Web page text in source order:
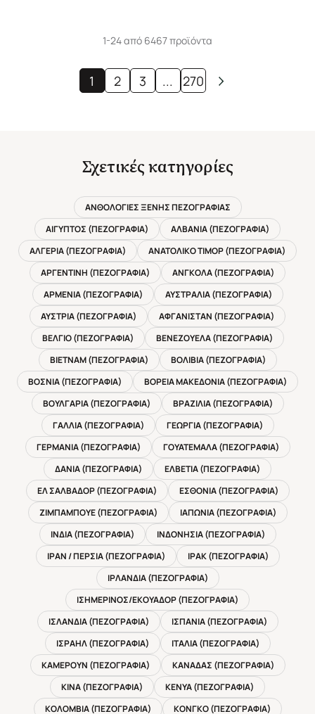
1-24 από 6467 προϊόντα
1 2 3 ... 270
Σχετικές κατηγορίες
ΑΝΘΟΛΟΓΙΕΣ ΞΕΝΗΣ ΠΕΖΟΓΡΑΦΙΑΣ
ΑΙΓΥΠΤΟΣ (ΠΕΖΟΓΡΑΦΙΑ)
ΑΛΒΑΝΙΑ (ΠΕΖΟΓΡΑΦΙΑ)
ΑΛΓΕΡΙΑ (ΠΕΖΟΓΡΑΦΙΑ)
ΑΝΑΤΟΛΙΚΟ ΤΙΜΟΡ (ΠΕΖΟΓΡΑΦΙΑ)
ΑΡΓΕΝΤΙΝΗ (ΠΕΖΟΓΡΑΦΙΑ)
ΑΝΓΚΟΛΑ (ΠΕΖΟΓΡΑΦΙΑ)
ΑΡΜΕΝΙΑ (ΠΕΖΟΓΡΑΦΙΑ)
ΑΥΣΤΡΑΛΙΑ (ΠΕΖΟΓΡΑΦΙΑ)
ΑΥΣΤΡΙΑ (ΠΕΖΟΓΡΑΦΙΑ)
ΑΦΓΑΝΙΣΤΑΝ (ΠΕΖΟΓΡΑΦΙΑ)
ΒΕΛΓΙΟ (ΠΕΖΟΓΡΑΦΙΑ)
ΒΕΝΕΖΟΥΕΛΑ (ΠΕΖΟΓΡΑΦΙΑ)
ΒΙΕΤΝΑΜ (ΠΕΖΟΓΡΑΦΙΑ)
ΒΟΛΙΒΙΑ (ΠΕΖΟΓΡΑΦΙΑ)
ΒΟΣΝΙΑ (ΠΕΖΟΓΡΑΦΙΑ)
ΒΟΡΕΙΑ ΜΑΚΕΔΟΝΙΑ (ΠΕΖΟΓΡΑΦΙΑ)
ΒΟΥΛΓΑΡΙΑ (ΠΕΖΟΓΡΑΦΙΑ)
ΒΡΑΖΙΛΙΑ (ΠΕΖΟΓΡΑΦΙΑ)
ΓΑΛΛΙΑ (ΠΕΖΟΓΡΑΦΙΑ)
ΓΕΩΡΓΙΑ (ΠΕΖΟΓΡΑΦΙΑ)
ΓΕΡΜΑΝΙΑ (ΠΕΖΟΓΡΑΦΙΑ)
ΓΟΥΑΤΕΜΑΛΑ (ΠΕΖΟΓΡΑΦΙΑ)
ΔΑΝΙΑ (ΠΕΖΟΓΡΑΦΙΑ)
ΕΛΒΕΤΙΑ (ΠΕΖΟΓΡΑΦΙΑ)
ΕΛ ΣΑΛΒΑΔΟΡ (ΠΕΖΟΓΡΑΦΙΑ)
ΕΣΘΟΝΙΑ (ΠΕΖΟΓΡΑΦΙΑ)
ΖΙΜΠΑΜΠΟΥΕ (ΠΕΖΟΓΡΑΦΙΑ)
ΙΑΠΩΝΙΑ (ΠΕΖΟΓΡΑΦΙΑ)
ΙΝΔΙΑ (ΠΕΖΟΓΡΑΦΙΑ)
ΙΝΔΟΝΗΣΙΑ (ΠΕΖΟΓΡΑΦΙΑ)
ΙΡΑΝ / ΠΕΡΣΙΑ (ΠΕΖΟΓΡΑΦΙΑ)
ΙΡΑΚ (ΠΕΖΟΓΡΑΦΙΑ)
ΙΡΛΑΝΔΙΑ (ΠΕΖΟΓΡΑΦΙΑ)
ΙΣΗΜΕΡΙΝΟΣ/ΕΚΟΥΑΔΟΡ (ΠΕΖΟΓΡΑΦΙΑ)
ΙΣΛΑΝΔΙΑ (ΠΕΖΟΓΡΑΦΙΑ)
ΙΣΠΑΝΙΑ (ΠΕΖΟΓΡΑΦΙΑ)
ΙΣΡΑΗΛ (ΠΕΖΟΓΡΑΦΙΑ)
ΙΤΑΛΙΑ (ΠΕΖΟΓΡΑΦΙΑ)
ΚΑΜΕΡΟΥΝ (ΠΕΖΟΓΡΑΦΙΑ)
ΚΑΝΑΔΑΣ (ΠΕΖΟΓΡΑΦΙΑ)
ΚΙΝΑ (ΠΕΖΟΓΡΑΦΙΑ)
ΚΕΝΥΑ (ΠΕΖΟΓΡΑΦΙΑ)
ΚΟΛΟΜΒΙΑ (ΠΕΖΟΓΡΑΦΙΑ)
ΚΟΝΓΚΟ (ΠΕΖΟΓΡΑΦΙΑ)